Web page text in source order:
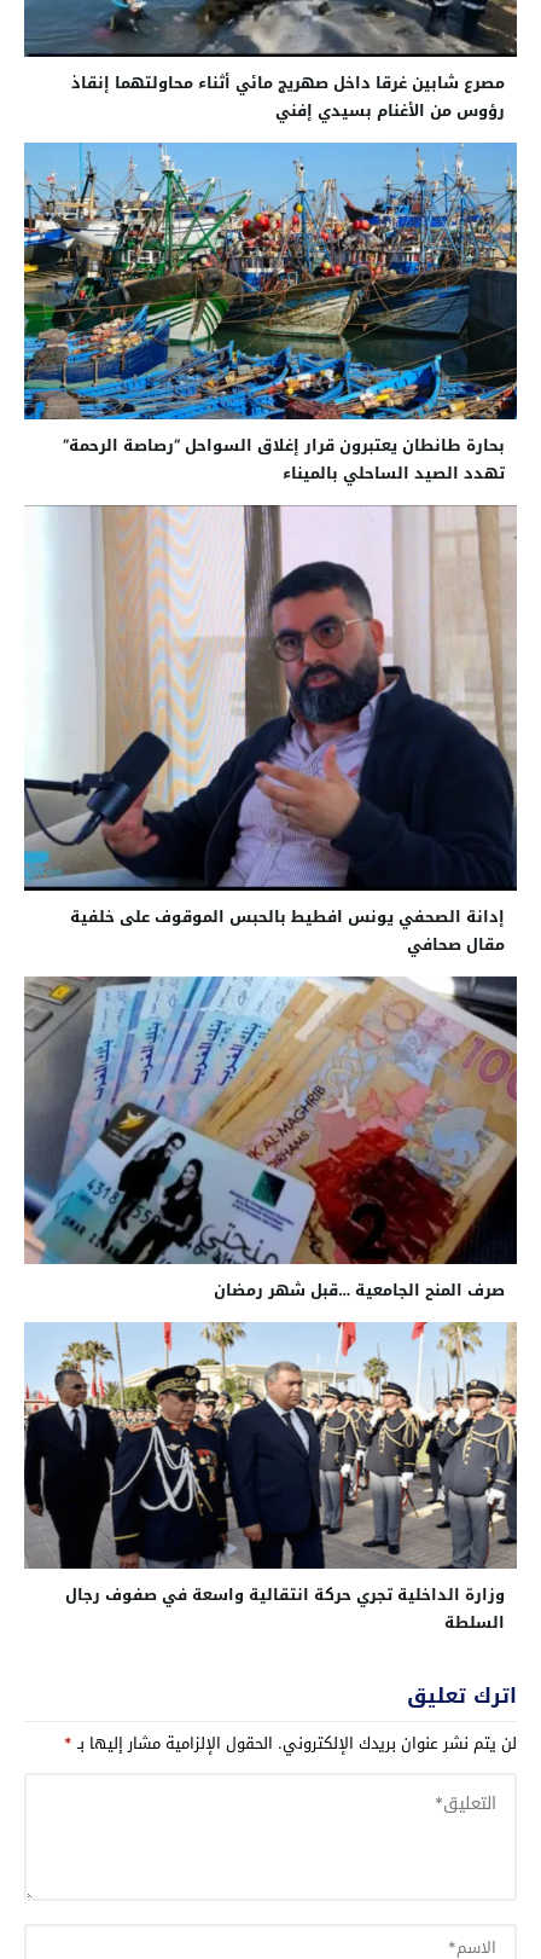
مصرع شابين غرقا داخل صهريج مائي أثناء محاولتهما إنقاذ
رؤوس من الأغنام بسيدي إفني
بحارة طانطان يعتبرون قرار إغلاق السواحل “رصاصة الرحمة”
تهدد الصيد الساحلي بالميناء
إدانة الصحفي يونس افطيط بالحبس الموقوف على خلفية
مقال صحافي
صرف المنح الجامعية …قبل شهر رمضان
وزارة الداخلية تجري حركة انتقالية واسعة في صفوف رجال
السلطة
اترك تعليق
لن يتم نشر عنوان بريدك الإلكتروني. الحقول الإلزامية مشار إليها بـ*